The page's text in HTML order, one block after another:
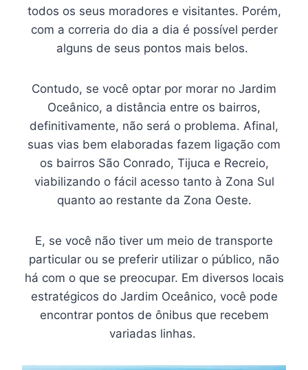
todos os seus moradores e visitantes. Porém,
com a correria do dia a dia é possível perder
alguns de seus pontos mais belos.
Contudo, se você optar por morar no Jardim
Oceânico, a distância entre os bairros,
definitivamente, não será o problema. Afinal,
suas vias bem elaboradas fazem ligação com
os bairros São Conrado, Tijuca e Recreio,
viabilizando o fácil acesso tanto à Zona Sul
quanto ao restante da Zona Oeste.
E, se você não tiver um meio de transporte
particular ou se preferir utilizar o público, não
há com o que se preocupar. Em diversos locais
estratégicos do Jardim Oceânico, você pode
encontrar pontos de ônibus que recebem
variadas linhas.